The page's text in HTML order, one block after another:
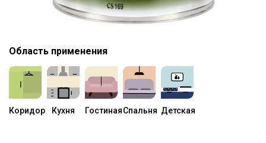
Область применения
Коридор Кухня ГостинаяСпальня Детская